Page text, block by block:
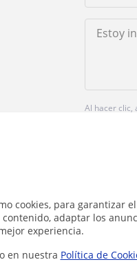
cookies, para garantizar el
adaptar los
experiencia.
en nuestra Política de
Al hacer
Cuéntanos